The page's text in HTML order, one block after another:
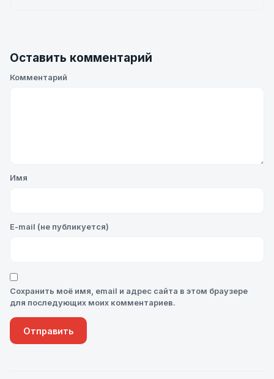
Оставить комментарий
Комментарий
Имя
E-mail (не публикуется)
Сохранить моё имя, email и адрес сайта в этом браузере
для последующих моих комментариев.